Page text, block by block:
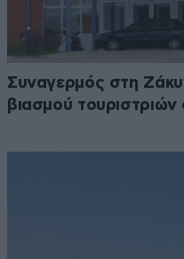
Συναγερμός στη
βιασμού τουριστριών